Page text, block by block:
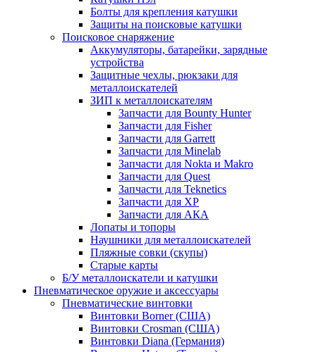
Болты для крепления катушки
Защиты на поисковые катушки
Поисковое снаряжение
Аккумуляторы, батарейки, зарядные
устройства
Защитные чехлы, рюкзаки для
металлоискателей
ЗИП к металлоискателям
Запчасти для Bounty Hunter
Запчасти для Fisher
Запчасти для Garrett
Запчасти для Minelab
Запчасти для Nokta и Makro
Запчасти для Quest
Запчасти для Teknetics
Запчасти для XP
Запчасти для АКА
Лопаты и топоры
Наушники для металлоискателей
Пляжные совки (скупы)
Старые карты
Б/У металлоискатели и катушки
Пневматическое оружие и аксессуары
Пневматические винтовки
Винтовки Borner (США)
Винтовки Crosman (США)
Винтовки Diana (Германия)